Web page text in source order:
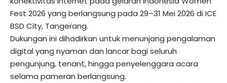
Fest 2026 yang berlangsung pada 29–31 Mei 2026 di ICE
BSD City, Tangerang.
Dukungan ini dihadirkan untuk menunjang pengalaman
digital yang nyaman dan lancar bagi seluruh
pengunjung, tenant, hingga penyelenggara acara
selama pameran berlangsung.